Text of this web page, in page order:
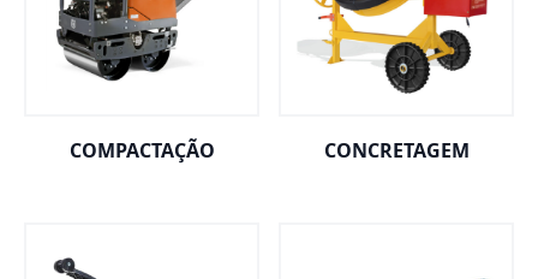
COMPACTAÇÃO CONCRETAGEM